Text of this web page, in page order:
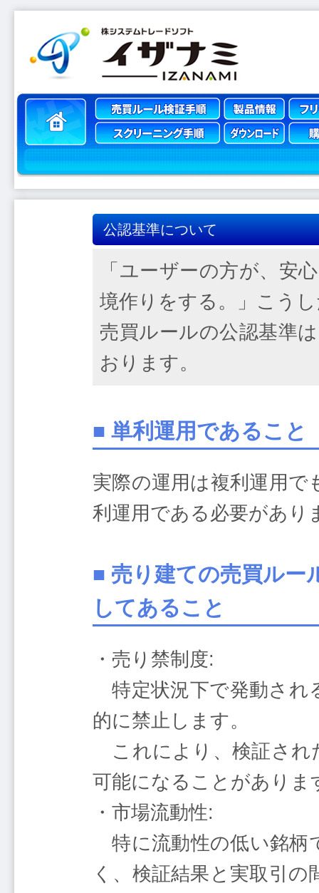
公認基準について
「ユーザーの方が、安
境作りをする。」こう
売買ルールの公認基準
おります。
■ 単利運用であること
実際の運用は複利運用で
利運用である必要があり
■ 売り建ての売買ルー
してあること
・売り禁制度:
特定状況下で発動され
的に禁止します。
これにより、検証され
可能になることがありま
・市場流動性:
特に流動性の低い銘柄
く、検証結果と実取引